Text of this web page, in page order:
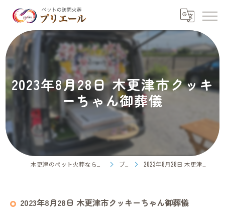
2023年8月28日 木更津市クッキ
ーちゃん御葬儀
ブログ 2023年8月28日 木更津市クッキーちゃん御葬儀
2023年8月28日 木更津市クッキーちゃん御葬儀